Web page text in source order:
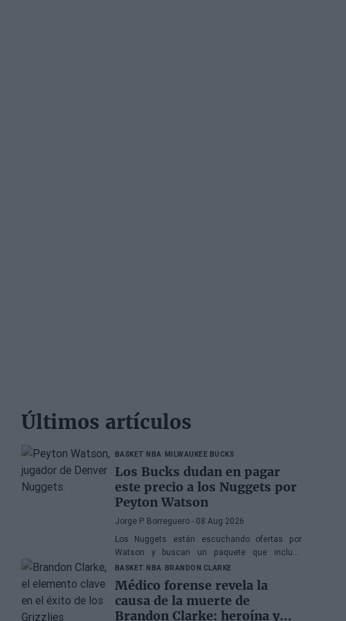
Últimos artículos
BASKET NBA MILWAUKEE BUCKS
Los Bucks dudan en pagar
este precio a los Nuggets por
Peyton Watson
Jorge P. Borreguero- 08 Aug 2026
Los Nuggets están escuchando ofertas por
Watson y buscan un paquete que incluya
selecciones de primera ronda, jóvenes talentos
o una combinación de ambos
BASKET NBA BRANDON CLARKE
Médico forense revela la
causa de la muerte de
Brandon Clarke: heroína y